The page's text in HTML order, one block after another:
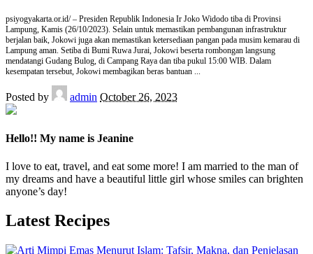
psiyogyakarta.or.id/ – Presiden Republik Indonesia Ir Joko Widodo tiba di Provinsi
Lampung, Kamis (26/10/2023). Selain untuk memastikan pembangunan infrastruktur
berjalan baik, Jokowi juga akan memastikan ketersediaan pangan pada musim kemarau di
Lampung aman. Setiba di Bumi Ruwa Jurai, Jokowi beserta rombongan langsung
mendatangi Gudang Bulog, di Campang Raya dan tiba pukul 15:00 WIB. Dalam
kesempatan tersebut, Jokowi membagikan beras bantuan ...
Posted by admin October 26, 2023
Hello!! My name is Jeanine
I love to eat, travel, and eat some more! I am married to the man of
my dreams and have a beautiful little girl whose smiles can brighten
anyone’s day!
Latest Recipes